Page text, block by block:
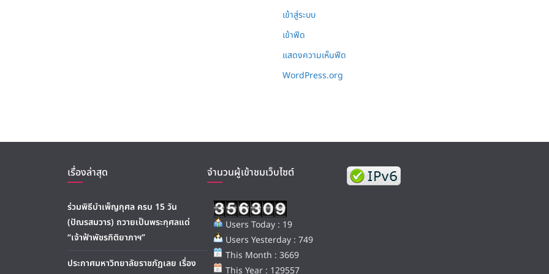
เข้าสู่ระบบ
เข้าฟีด
แสดงความเห็นฟีด
WordPress.org
เรื่องล่าสุด
ร่วมพิธีบำเพ็ญกุศล ครบ 15 วัน
(ปัณรสมวาร) ถวายเป็นพระกุศลแด่
“เจ้าฟ้าพัชรกิติยาภาฯ”
ประกาศมหาวิทยาลัยราชภัฏเลย เรื่อง
จำนวนผู้เข้าชมเว็บไซต์
Users Today : 19
Users Yesterday : 749
This Month : 3669
This Year : 129557